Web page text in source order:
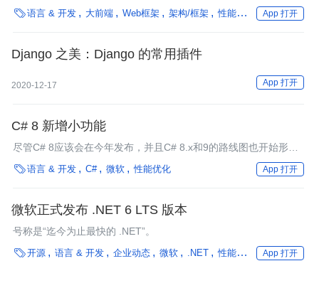
我们深入改进表现力、生产力和可伸缩性的结果，是TypeScript语
言的新一代版本。
语言 & 开发 大前端 Web框架 架构/框架 性能优化 编程语言
App 打开
Django 之美：Django 的常用插件
2020-12-17 App 打开
C# 8 新增小功能
尽管C# 8应该会在今年发布，并且C# 8.x和9的路线图也开始形
成，但是，微软正在继续审批下一个版本的特性。
语言 & 开发 C# 微软 性能优化 App 打开
微软正式发布 .NET 6 LTS 版本
号称是“迄今为止最快的 .NET”。
开源 语言 & 开发 企业动态 微软 .NET 性能优化 编程语言
App 打开